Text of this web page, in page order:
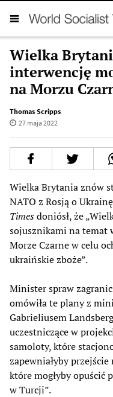
Wielka
interwencję
na Morzu
Thomas Scripps
27 maja 2022
Wielka Brytania znów
NATO z Rosją o
Timesdoniósł, że
sojusznikami na temat
Morze Czarne w celu
ukraińskie zboże”.
Minister spraw
omówiła te plany z
Gabrieliusem
uczestniczące w
samoloty, które
zapewniałyby
które mogłyby opuścić
w Turcji”.